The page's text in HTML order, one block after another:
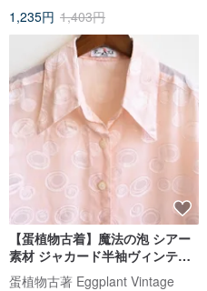
1,235円 1,403円
【蛋植物古着】魔法の泡 シアー
素材 ジャカード半袖ヴィンテー
ジシャツ
蛋植物古著 Eggplant Vintage